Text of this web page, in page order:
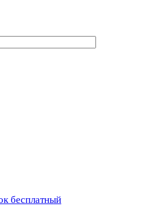
бесплатный